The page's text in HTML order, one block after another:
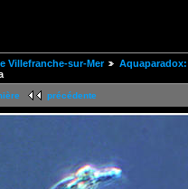
Villefranche-sur-Mer
précédente